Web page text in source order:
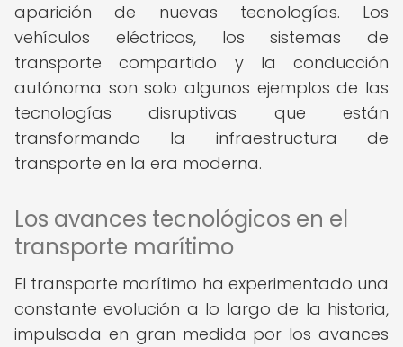
aparición de nuevas tecnologías. Los
vehículos eléctricos, los sistemas de
transporte compartido y la conducción
autónoma son solo algunos ejemplos de las
tecnologías disruptivas que están
transformando la infraestructura de
transporte en la era moderna.
Los avances tecnológicos en el
transporte marítimo
El transporte marítimo ha experimentado una
constante evolución a lo largo de la historia,
impulsada en gran medida por los avances